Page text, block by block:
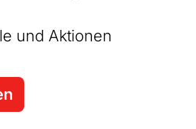
und Aktionen